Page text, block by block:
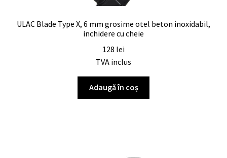
ULAC Blade Type X, 6 mm grosime otel beton inoxidabil,
inchidere cu cheie
128 lei
TVA inclus
Adaugă în coș